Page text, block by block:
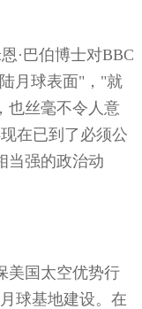
·巴伯博士对BBC
月球表面"， "就
也丝毫不令人意
在已到了必须公
当强的政治动
美国太空优势行
球基地建设。在